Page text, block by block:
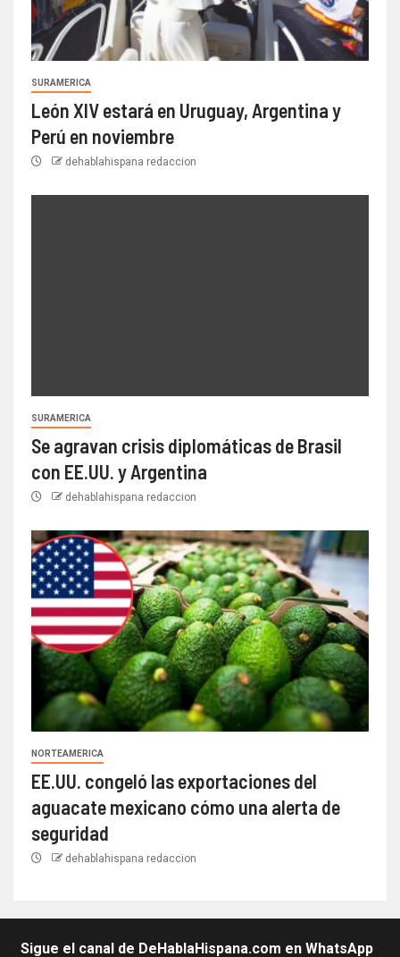
SURAMERICA
León XIV estará en Uruguay, Argentina y
Perú en noviembre
dehablahispana redaccion
SURAMERICA
Se agravan crisis diplomáticas de Brasil
con EE.UU. y Argentina
dehablahispana redaccion
NORTEAMERICA
EE.UU. congeló las exportaciones del
aguacate mexicano cómo una alerta de
seguridad
dehablahispana redaccion
Sigue el canal de DeHablaHispana.com en WhatsApp